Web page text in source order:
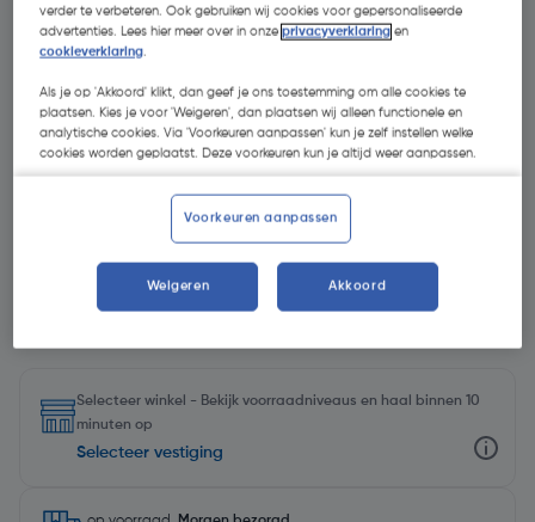
€ 6,08
€ 5,90| Excl. btw € 4,88
Selecteer winkel - Bekijk voorraadniveaus en haal binnen 10
minuten op
Selecteer vestiging
verder te verbeteren. Ook gebruiken wij cookies voor gepersonaliseerde
advertenties. Lees hier meer over in onzeprivacyverklaring en
cookieverklaring.
Als je op 'Akkoord' klikt, dan geef je ons toestemming om alle cookies te
plaatsen. Kies je voor 'Weigeren', dan plaatsen wij alleen functionele en
analytische cookies. Via 'Voorkeuren aanpassen' kun je zelf instellen welke
cookies worden geplaatst. Deze voorkeuren kun je altijd weer aanpassen.
Voorkeuren aanpassen
Weigeren Akkoord